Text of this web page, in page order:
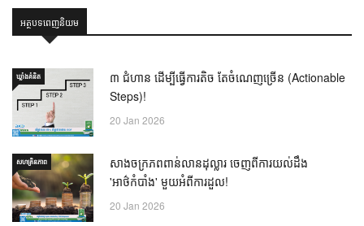
អត្ថបទពេញនិយម
ឃ្លាំង​គំនិត
៣ ជំហាន ដើម្បីធ្វើការតិច តែចំណេញច្រើន (Actionable
Steps)!
20 Jan 2026
សហគ្រិនភាព
សាងចក្រភពពាន់លានដុល្លារ ចេញពីការយល់ដឹង
'អាថ៌កំបាំង' មួយអំពីការដួល!
20 Jan 2026